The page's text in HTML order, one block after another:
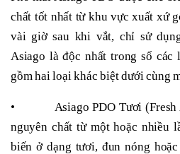
chất tốt nhất từ khu vực xuất xứ
vài giờ sau khi vắt, chỉ sử
Asiago là độc nhất trong số
gồm hai loại khác biệt dưới cùng
• Asiago PDO Tươi (Fresh
nguyên chất từ một hoặc nhiều
biến ở dạng tươi, đun nóng